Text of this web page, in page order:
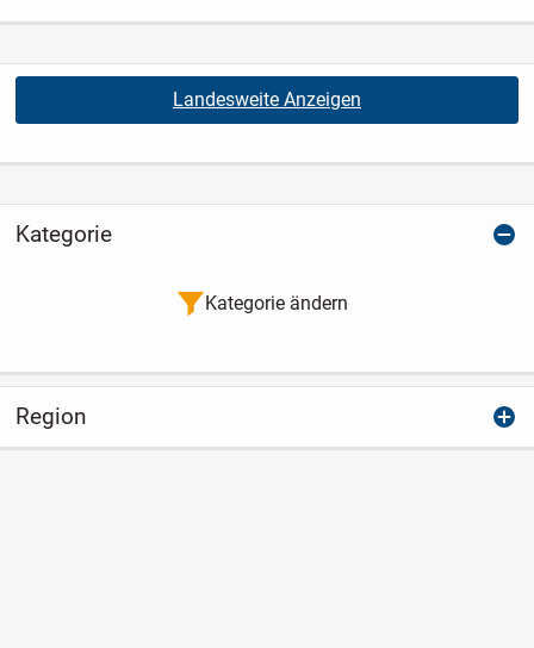
Landesweite Anzeigen
Kategorie
Kategorie ändern
Region